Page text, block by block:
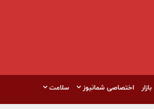
بازار اختصاصی شمانیوز سلامت